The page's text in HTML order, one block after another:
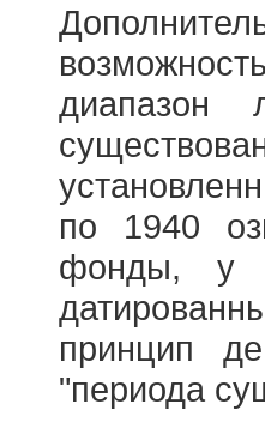
по 1940
фонды, у
принцип
"периода